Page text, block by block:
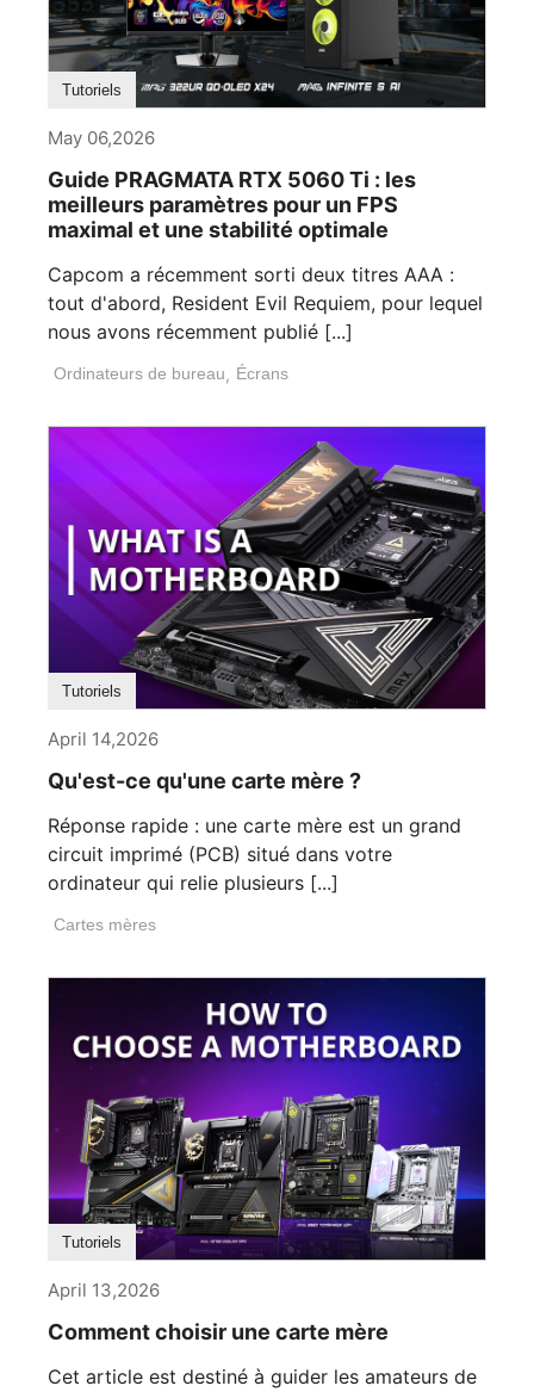
Tutoriels
May 06,2026
Guide PRAGMATA RTX 5060 Ti : les
meilleurs paramètres pour un FPS
maximal et une stabilité optimale
Capcom a récemment sorti deux titres AAA :
tout d'abord, Resident Evil Requiem, pour lequel
nous avons récemment publié [...]
Ordinateurs de bureau, Écrans
Tutoriels
April 14,2026
Qu'est-ce qu'une carte mère ?
Réponse rapide : une carte mère est un grand
circuit imprimé (PCB) situé dans votre
ordinateur qui relie plusieurs [...]
Cartes mères
Tutoriels
April 13,2026
Comment choisir une carte mère
Cet article est destiné à guider les amateurs de